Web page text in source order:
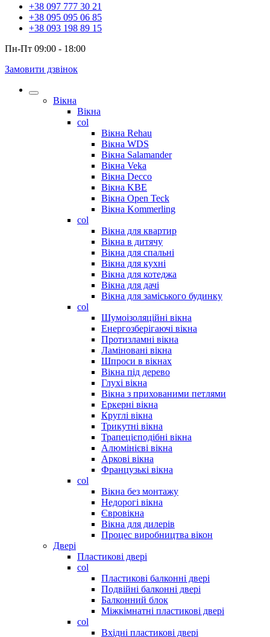
+38 097 777 30 21
+38 095 095 06 85
+38 093 198 89 15
Пн-Пт 09:00 - 18:00
Замовити дзвінок
Вікна
Вікна
col
Вікна Rehau
Вікна WDS
Вікна Salamander
Вікна Veka
Вікна Decco
Вікна KBE
Вікна Open Teck
Вікна Kommerling
col
Вікна для квартир
Вікна в дитячу
Вікна для спальні
Вікна для кухні
Вікна для котеджа
Вікна для дачі
Вікна для заміського будинку
col
Шумоізоляційні вікна
Енергозберігаючі вікна
Протизламні вікна
Ламіновані вікна
Шпроси в вікнах
Вікна під дерево
Глухі вікна
Вікна з прихованими петлями
Еркерні вікна
Круглі вікна
Трикутні вікна
Трапецієподібні вікна
Алюмінієві вікна
Аркові вікна
Французькі вікна
col
Вікна без монтажу
Недорогі вікна
Євровікна
Вікна для дилерів
Процес виробництва вікон
Двері
Пластикові двері
col
Пластикові балконні двері
Подвійні балконні двері
Балконний блок
Міжкімнатні пластикові двері
col
Вхідні пластикові двері